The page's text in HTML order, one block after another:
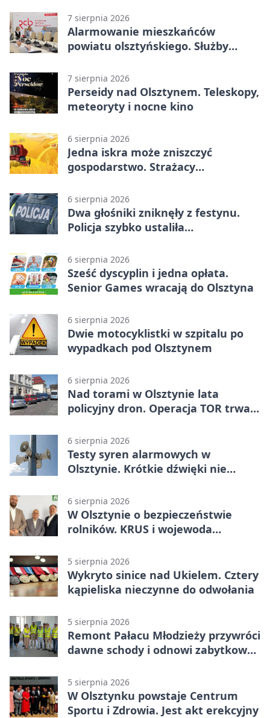
7 sierpnia 2026
Alarmowanie mieszkańców
powiatu olsztyńskiego. Służby
7 sierpnia 2026
Perseidy nad Olsztynem. Teleskopy,
meteoryty i nocne kino
6 sierpnia 2026
Jedna iskra może zniszczyć
gospodarstwo. Strażacy
6 sierpnia 2026
Dwa głośniki zniknęły z festynu.
Policja szybko ustaliła
6 sierpnia 2026
Sześć dyscyplin i jedna opłata.
Senior Games wracają do Olsztyna
6 sierpnia 2026
Dwie motocyklistki w szpitalu po
wypadkach pod Olsztynem
6 sierpnia 2026
Nad torami w Olsztynie lata
policyjny dron. Operacja TOR trwa
6 sierpnia 2026
Testy syren alarmowych w
Olsztynie. Krótkie dźwięki nie
6 sierpnia 2026
W Olsztynie o bezpieczeństwie
rolników. KRUS i wojewoda
5 sierpnia 2026
Wykryto sinice nad Ukielem. Cztery
kąpieliska nieczynne do odwołania
5 sierpnia 2026
Remont Pałacu Młodzieży przywróci
dawne schody i odnowi zabytkowy
5 sierpnia 2026
W Olsztynku powstaje Centrum
Sportu i Zdrowia. Jest akt erekcyjny